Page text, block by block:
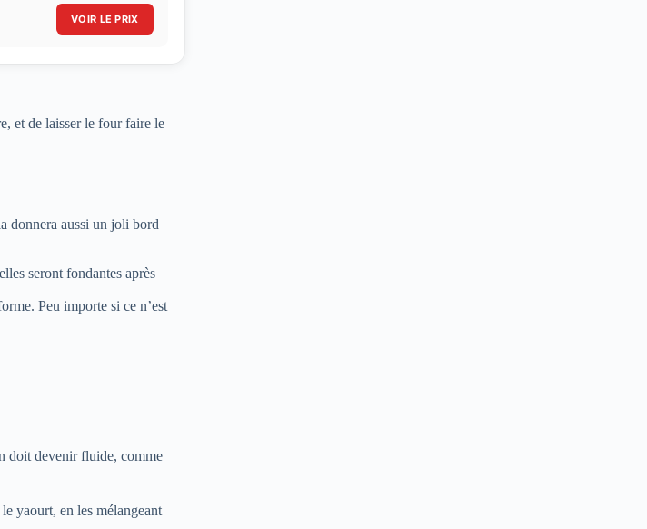
VOIR LE PRIX
et de laisser le four faire le
donnera aussi un joli bord
seront fondantes après
Peu importe si ce n’est
doit devenir fluide, comme
yaourt, en les mélangeant